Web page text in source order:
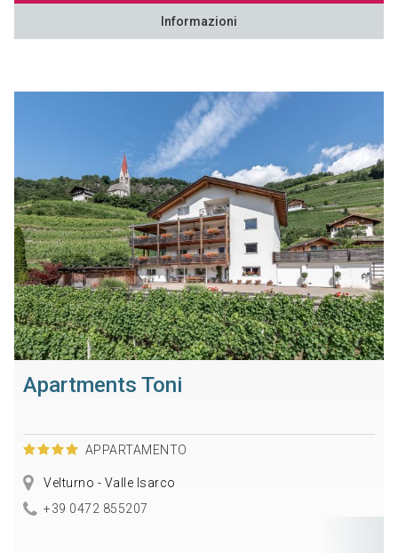
Informazioni
Apartments Toni
APPARTAMENTO
Velturno - Valle Isarco
+39 0472 855207